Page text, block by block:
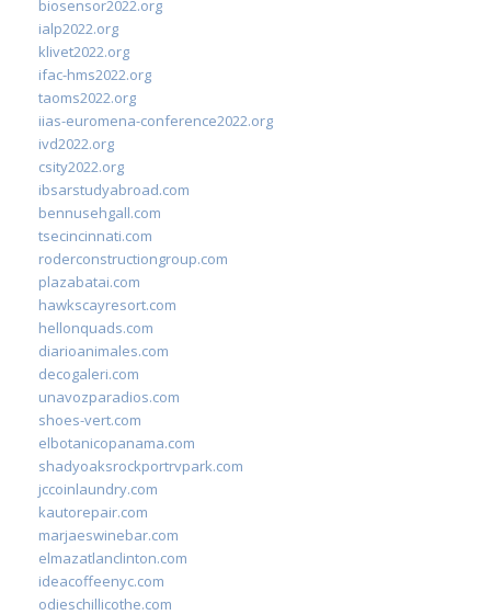
biosensor2022.org
ialp2022.org
klivet2022.org
ifac-hms2022.org
taoms2022.org
iias-euromena-conference2022.org
ivd2022.org
csity2022.org
ibsarstudyabroad.com
bennusehgall.com
tsecincinnati.com
roderconstructiongroup.com
plazabatai.com
hawkscayresort.com
hellonquads.com
diarioanimales.com
decogaleri.com
unavozparadios.com
shoes-vert.com
elbotanicopanama.com
shadyoaksrockportrvpark.com
jccoinlaundry.com
kautorepair.com
marjaeswinebar.com
elmazatlanclinton.com
ideacoffeenyc.com
odieschillicothe.com